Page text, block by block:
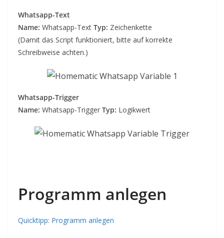
Whatsapp-Text
Name: Whatsapp-Text Typ: Zeichenkette
(Damit das Script funktioniert, bitte auf korrekte
Schreibweise achten.)
Whatsapp-Trigger
Name: Whatsapp-Trigger Typ: Logikwert
Programm anlegen
Quicktipp: Programm anlegen